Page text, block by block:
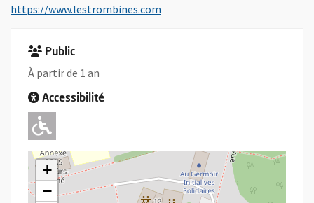
https://www.lestrombines.com
Public
À partir de 1 an
Accessibilité
Adapté pour l'handicap Moteur
+
−